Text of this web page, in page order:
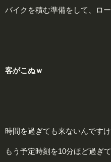
バイクを積む準備をして、ロ
客がこぬｗ
時間を過ぎても来ないんです
もう予定時刻を10分ほど過ぎ